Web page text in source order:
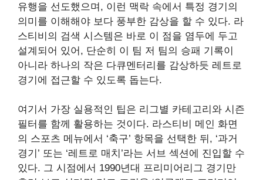
유행을 선도했으며, 이런 맥락 속에서 특정 경기의
의미를 이해해야 보다 풍부한 감상을 할 수 있다. 라
스티비의 검색 시스템은 바로 이 점을 염두에 두고
설계되어 있어, 단순히 이 팀 저 팀의 승패 기록이
아니라 하나의 작은 다큐멘터리를 감상하듯 레트로
경기에 접근할 수 있도록 돕는다.
여기서 가장 실용적인 팁은 리그별 카테고리와 시즌
필터를 함께 활용하는 것이다. 라스티비 메인 화면
의 스포츠 메뉴에서 ‘축구’ 항목을 선택한 뒤, ‘과거
경기’ 또는 ‘레트로 매치’라는 서브 섹션에 진입할 수
있다. 그 시점에서 1990년대 프리미어리그 경기만